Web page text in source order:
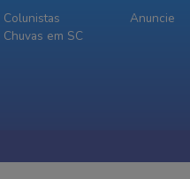
Colunistas
Chuvas em SC
Anuncie